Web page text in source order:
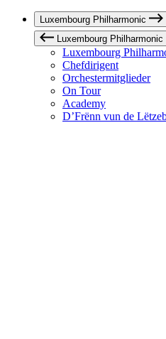
Luxembourg Philharmonic
Luxembourg Philharmonic
Luxembourg
Chefdirigent
Orchestermitglieder
On Tour
Academy
D’Frënn vun de